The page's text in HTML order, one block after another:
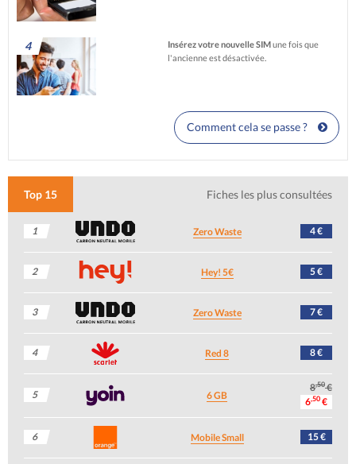
4 Insérez votre nouvelle SIMune fois que
l'ancienne est désactivée.
Comment cela se passe ?
Top 15 Fiches les plus consultées
1 Zero Waste 4 €
2 Hey! 5€ 5 €
3 Zero Waste 7 €
4 Red 8 8 €
5 6 GB
8,50€
6,50€
6 Mobile Small 15 €